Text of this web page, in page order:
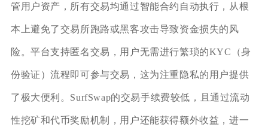
管用户资产，所有交易均通过智能合约自动执行，从根
本上避免了交易所跑路或黑客攻击导致资金损失的风
险。平台支持匿名交易，用户无需进行繁琐的KYC（身
份验证）流程即可参与交易，这为注重隐私的用户提供
了极大便利。SurfSwap的交易手续费较低，且通过流动
性挖矿和代币奖励机制，用户还能获得额外收益，进一